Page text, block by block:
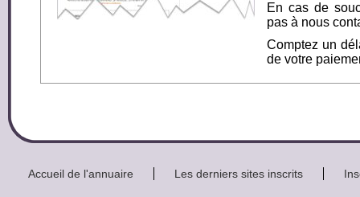
En cas de
pas à nous
Comptez un
de votre
Accueil de l'annuaire Les derniers sites inscrits